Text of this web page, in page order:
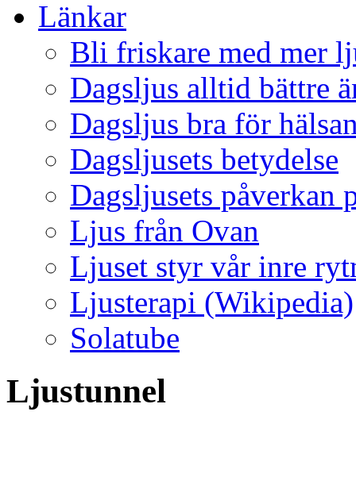
Länkar
Bli friskare med mer
Dagsljus alltid bättre
Dagsljus bra för
Dagsljusets betydelse
Dagsljusets påverkan
Ljus från Ovan
Ljuset styr vår inre
Ljusterapi (Wikipedia)
Solatube
Ljustunnel